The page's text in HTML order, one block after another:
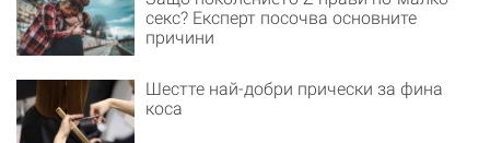
секс? Експерт посочва основните
причини
Шестте най-добри прически за фина
коса